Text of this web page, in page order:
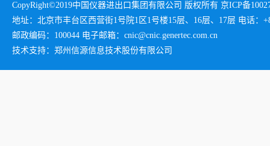
CopyRight©2019中国仪器进出口集团有限公司 版权所有 京ICP备
地址：北京市丰台区西营街1号院1区1号楼15层、16层、17层 电话：
邮政编码：100044 电子邮箱：cnic@cnic.genertec.com.cn
技术支持：郑州信源信息技术股份有限公司